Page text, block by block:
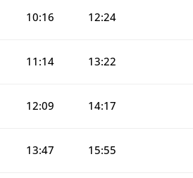
10:16 12:24
11:14 13:22
12:09 14:17
13:47 15:55